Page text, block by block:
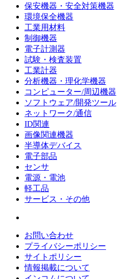
保安機器・安全対策機器
環境保全機器
工業用材料
制御機器
電子計測器
試験・検査装置
工業計器
分析機器・理化学機器
コンピューター/周辺機器
ソフトウェア/開発ツール
ネットワーク/通信
ID関連
画像関連機器
半導体デバイス
電子部品
センサ
電源・電池
軽工品
サービス・その他
お問い合わせ
プライバシーポリシー
サイトポリシー
情報掲載について